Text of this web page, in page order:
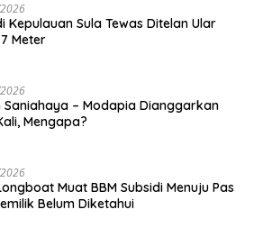
Kepulauan Sula Tewas Ditelan Ular
Meter
Saniahaya – Modapia Dianggarkan
Mengapa?
Muat BBM Subsidi Menuju Pas
Belum Diketahui